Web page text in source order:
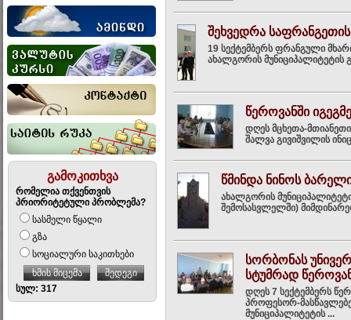
გამოკითხვა
რომელია თქვენთვის
პრიორიტეტული პრობლემა?
სასმელი წყალი
გზა
სოციალური საკითხები
ხმის მიცემა
შედეგი
სულ: 317
შეხვედრა
19 სექტემბერს ფრანგული
ახალგორის მუნიციპალიტეტის
წეროვანში
დღეს მცხეთა-
შალვა გივიშვილის
წმინდა ნინოს
ახალგორის
შემოსასვლელში)
სორბონას
სტუმრად
დღეს 7 სექტემბერს
პროფესორ-
მუნიციპალიტეტის ...